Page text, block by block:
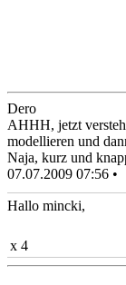
Dero
AHHH, jetzt
modellieren und
Naja, kurz und
07.07.2009 07:56 •
Hallo mincki,
x 4